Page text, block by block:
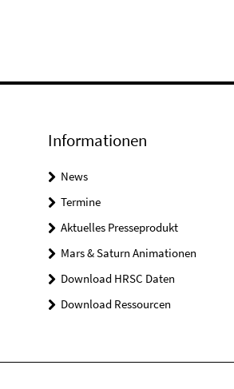
Informationen
News
Termine
Aktuelles Presseprodukt
Mars & Saturn Animationen
Download HRSC Daten
Download Ressourcen